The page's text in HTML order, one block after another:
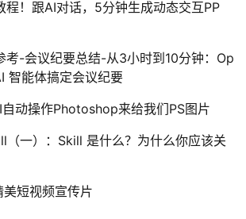
程！跟AI对话，5分钟生成动态交互PP
考-会议纪要总结-从3小时到10分钟：Op
智能体搞定会议纪要
动操作Photoshop来给我们PS图片
（一）：Skill 是什么？为什么你应该关
短视频宣传片